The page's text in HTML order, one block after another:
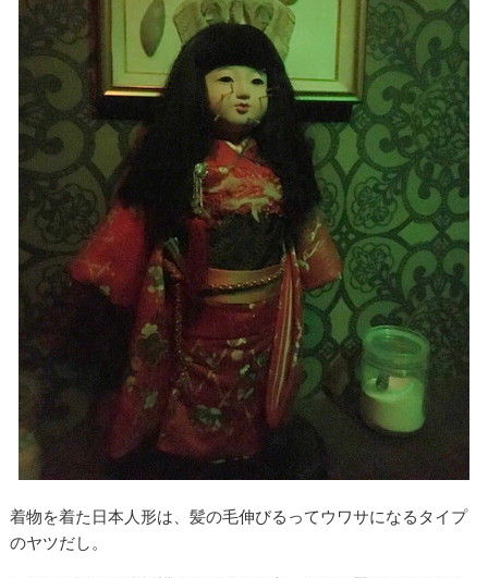
着物を着た日本人形は、髪の毛伸びるってウワサになるタイプ
のヤツだし。